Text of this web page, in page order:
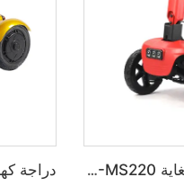
دراجة سكوتر كهربائية متنقلة خفيفة للغاية BC-MS220 قابلة للطي للتخزين المضغوط